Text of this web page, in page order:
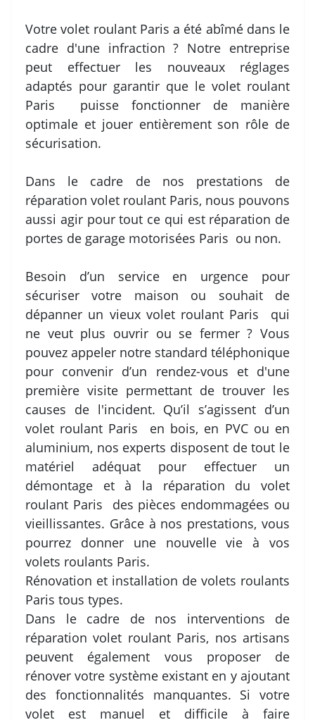
Votre volet roulant Paris a été abîmé dans le
cadre d'une infraction ? Notre entreprise
peut effectuer les nouveaux réglages
adaptés pour garantir que le volet roulant
Paris puisse fonctionner de manière
optimale et jouer entièrement son rôle de
sécurisation.
Dans le cadre de nos prestations de
réparation volet roulant Paris, nous pouvons
aussi agir pour tout ce qui est réparation de
portes de garage motorisées Paris ou non.
Besoin d’un service en urgence pour
sécuriser votre maison ou souhait de
dépanner un vieux volet roulant Paris qui
ne veut plus ouvrir ou se fermer ? Vous
pouvez appeler notre standard téléphonique
pour convenir d’un rendez-vous et d'une
première visite permettant de trouver les
causes de l'incident. Qu’il s’agissent d’un
volet roulant Paris en bois, en PVC ou en
aluminium, nos experts disposent de tout le
matériel adéquat pour effectuer un
démontage et à la réparation du volet
roulant Paris des pièces endommagées ou
vieillissantes. Grâce à nos prestations, vous
pourrez donner une nouvelle vie à vos
volets roulants Paris.
Rénovation et installation de volets roulants
Paris tous types.
Dans le cadre de nos interventions de
réparation volet roulant Paris, nos artisans
peuvent également vous proposer de
rénover votre système existant en y ajoutant
des fonctionnalités manquantes. Si votre
volet est manuel et difficile à faire